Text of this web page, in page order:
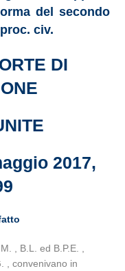
del secondo
civ.
DI
2017,
, B.L. ed B.P.E. ,
, convenivano in